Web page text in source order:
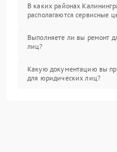
В каких районах
располагаются сервисные
Выполняете ли вы ремонт
лиц?
Какую документацию вы
для юридических лиц?